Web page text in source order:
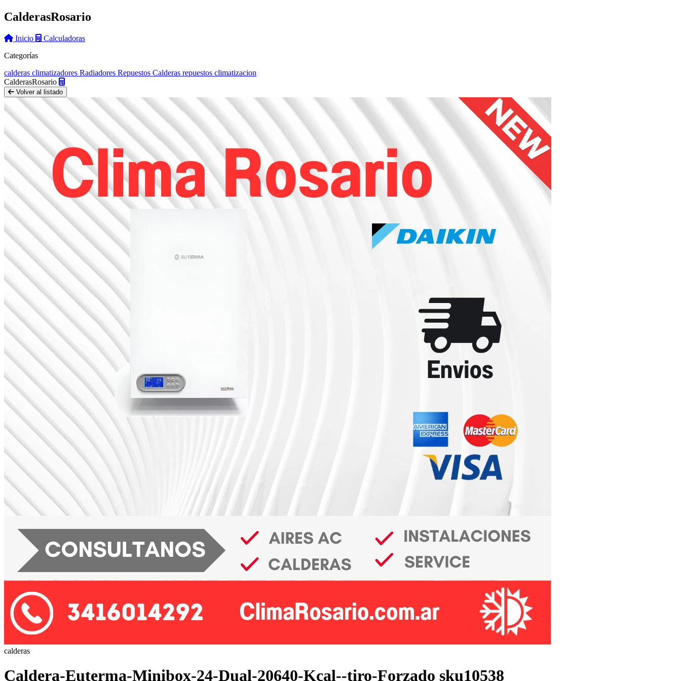
CalderasRosario
Inicio
Calculadoras
Categorías
calderas climatizadores Radiadores Repuestos Calderas repuestos climatizacion
CalderasRosario
Volver al listado
calderas
Caldera-Euterma-Minibox-24-Dual-20640-Kcal--tiro-Forzado sku10538